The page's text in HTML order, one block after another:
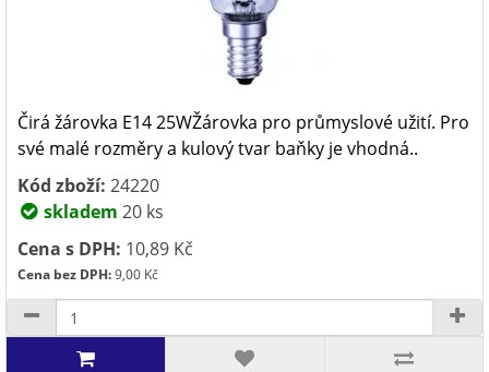
Čirá žárovka E14 25WŽárovka pro průmyslové užití. Pro
své malé rozměry a kulový tvar baňky je vhodná..
Kód zboží: 24220
skladem 20 ks
Cena s DPH: 10,89 Kč
Cena bez DPH:9,00 Kč